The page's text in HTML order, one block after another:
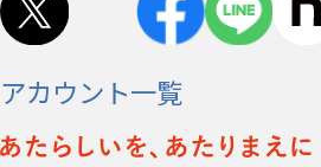
アカウント一覧